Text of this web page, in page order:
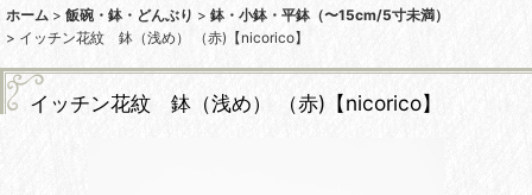
ホーム > 飯碗・鉢・どんぶり > 鉢・小鉢・平鉢（〜15cm/5寸未満）
> イッチン花紋 鉢（浅め） （赤)【nicorico】
イッチン花紋 鉢（浅め） （赤)【nicorico】